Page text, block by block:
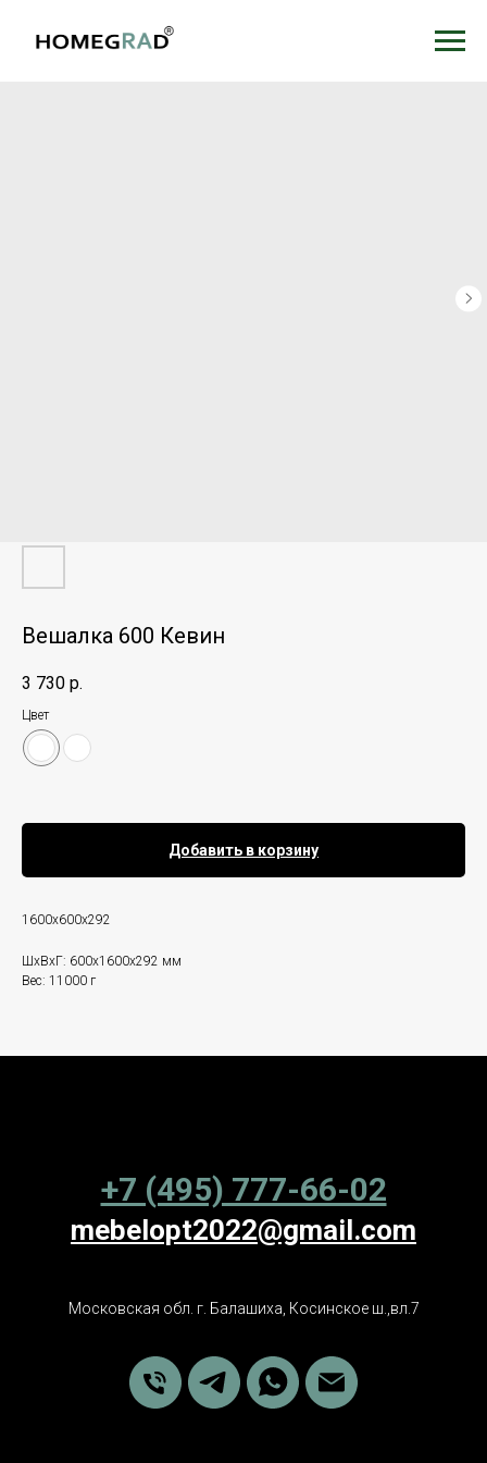
Вешалка 600 Кевин
3 730 р.
Цвет
Добавить в корзину
1600х600х292
ШxВxГ: 600x1600x292 мм
Вес: 11000 г
+7 (495) 777-66-02
mebelopt2022@gmail.com
Московская обл. г. Балашиха, Косинское ш.,вл.7